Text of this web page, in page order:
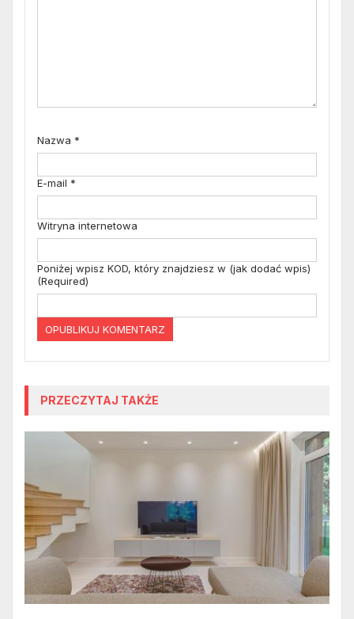
Nazwa *
E-mail *
Witryna internetowa
Poniżej wpisz KOD, który znajdziesz w (jak dodać wpis)
(Required)
PRZECZYTAJ TAKŻE